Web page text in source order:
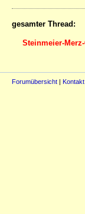
gesamter Thread:
Steinmeier-
Forumübersicht | Kontakt